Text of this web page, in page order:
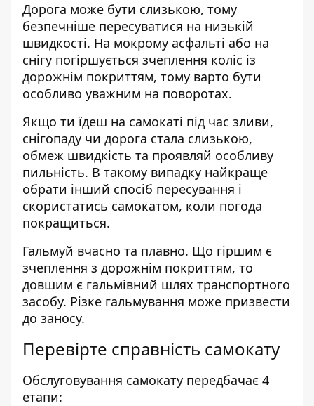
Дорога може бути слизькою, тому
безпечніше пересуватися на низькій
швидкості. На мокрому асфальті або на
снігу погіршується зчеплення коліс із
дорожнім покриттям, тому варто бути
особливо уважним на поворотах.
Якщо ти їдеш на самокаті під час зливи,
снігопаду чи дорога стала слизькою,
обмеж швидкість та проявляй особливу
пильність. В такому випадку найкраще
обрати інший спосіб пересування і
скористатись самокатом, коли погода
покращиться.
Гальмуй вчасно та плавно. Що гіршим є
зчеплення з дорожнім покриттям, то
довшим є гальмівний шлях транспортного
засобу. Різке гальмування може призвести
до заносу.
Перевірте справність самокату
Обслуговування самокату передбачає 4
етапи: